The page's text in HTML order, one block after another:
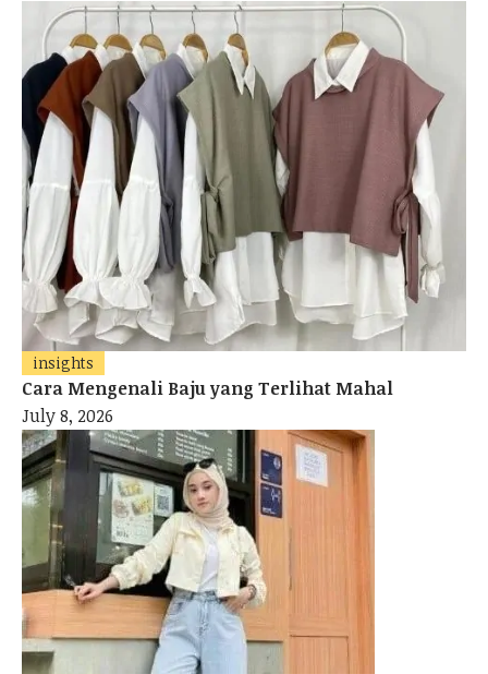
insights
Cara Mengenali Baju yang Terlihat Mahal
July 8, 2026